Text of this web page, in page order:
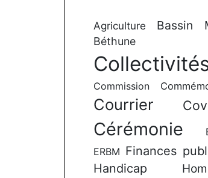
Agriculture Bassin
Béthune
Commission
Courrier
Cérémonie
ERBM Finances
Handicap